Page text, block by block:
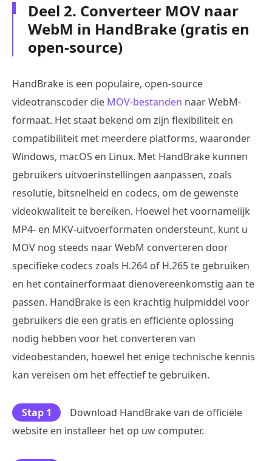
Deel 2. Converteer MOV naar
WebM in HandBrake (gratis en
open-source)
HandBrake is een populaire, open-source
videotranscoder die MOV-bestanden naar WebM-
formaat. Het staat bekend om zijn flexibiliteit en
compatibiliteit met meerdere platforms, waaronder
Windows, macOS en Linux. Met HandBrake kunnen
gebruikers uitvoerinstellingen aanpassen, zoals
resolutie, bitsnelheid en codecs, om de gewenste
videokwaliteit te bereiken. Hoewel het voornamelijk
MP4- en MKV-uitvoerformaten ondersteunt, kunt u
MOV nog steeds naar WebM converteren door
specifieke codecs zoals H.264 of H.265 te gebruiken
en het containerformaat dienovereenkomstig aan te
passen. HandBrake is een krachtig hulpmiddel voor
gebruikers die een gratis en efficiënte oplossing
nodig hebben voor het converteren van
videobestanden, hoewel het enige technische kennis
kan vereisen om het effectief te gebruiken.
Stap 1
Download HandBrake van de officiële
website en installeer het op uw computer.